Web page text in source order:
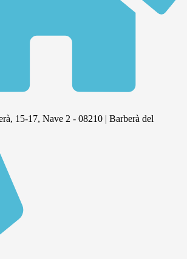
15-17, Nave 2 - 08210 | Barberà del